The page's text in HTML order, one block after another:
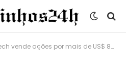
ações por mais de US$ 87.000 em lucro